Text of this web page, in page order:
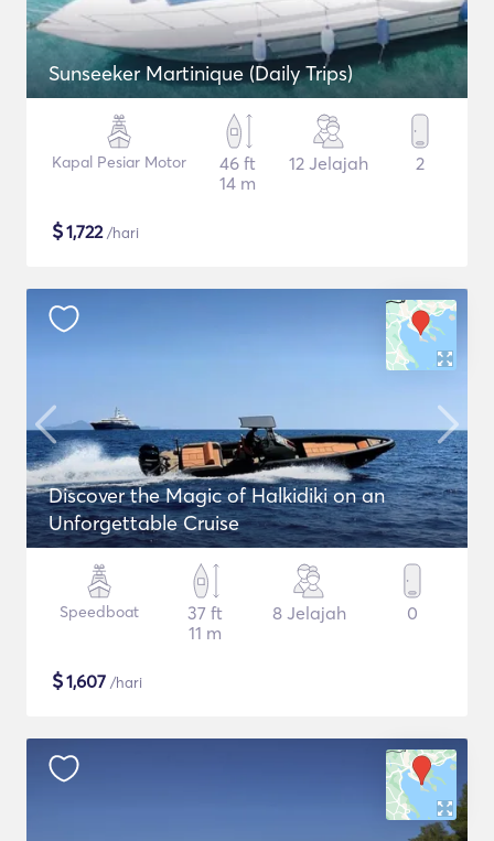
Sunseeker Martinique (Daily Trips)
Kapal Pesiar Motor
46 ft
14 m
12 Jelajah 2
$1,722/hari
Discover the Magic of Halkidiki on an
Unforgettable Cruise
Speedboat
37 ft
11 m
8 Jelajah 0
$1,607 /hari